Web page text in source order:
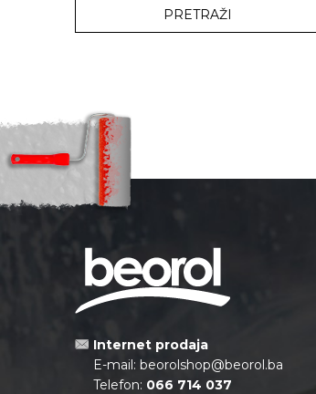
PRETRAŽI
Internet prodaja
E-mail: beorolshop@beorol.ba
Telefon: 066 714 037